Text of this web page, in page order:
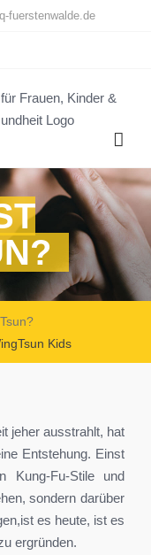
fuerstenwalde.de
Kids
jeher ausstrahlt, hat
Entstehung. Einst
Kung-Fu-Stile und
sondern darüber
es heute, ist es
ergründen.